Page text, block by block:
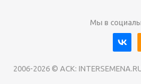
Мы в
2006-2026 © АСК: